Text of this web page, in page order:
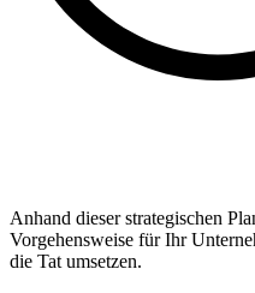
Anhand dieser strategischen
Vorgehensweise für Ihr
die Tat umsetzen.